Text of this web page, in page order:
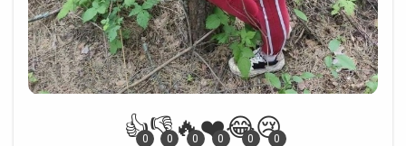
👍
0👎
0🔥
0❤️
0😂
0😢
0